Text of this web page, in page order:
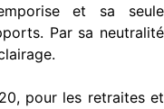
et sa seule
Par sa neutralité
pour les retraites et